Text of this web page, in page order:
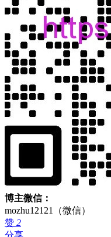
博主微信：
mozhu12121（微信）
赞 2
分享